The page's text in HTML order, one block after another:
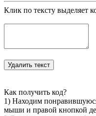
Клик по тексту выделяет
Как получить код?
1) Находим
мыши и правой кнопкой